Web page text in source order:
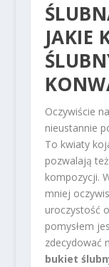
JAKIE
Oczywiście
nieustannie
To kwiaty
pozwalają
kompozycji.
mniej
uroczystość
pomysłem
zdecydować
bukiet